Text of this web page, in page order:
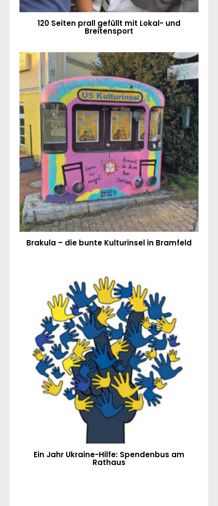
120 Seiten prall gefüllt mit Lokal- und
Breitensport
Brakula – die bunte Kulturinsel in Bramfeld
Ein Jahr Ukraine-Hilfe: Spendenbus am
Rathaus